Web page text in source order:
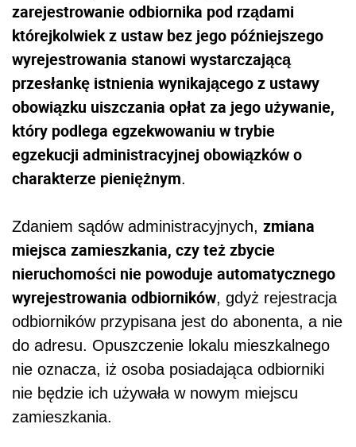
zarejestrowanie odbiornika pod rządami
którejkolwiek z ustaw bez jego późniejszego
wyrejestrowania stanowi wystarczającą
przesłankę istnienia wynikającego z ustawy
obowiązku uiszczania opłat za jego używanie,
który podlega egzekwowaniu w trybie
egzekucji administracyjnej obowiązków o
charakterze pieniężnym.
Zdaniem sądów administracyjnych, zmiana
miejsca zamieszkania, czy też zbycie
nieruchomości nie powoduje automatycznego
wyrejestrowania odbiorników, gdyż rejestracja
odbiorników przypisana jest do abonenta, a nie
do adresu. Opuszczenie lokalu mieszkalnego
nie oznacza, iż osoba posiadająca odbiorniki
nie będzie ich używała w nowym miejscu
zamieszkania.